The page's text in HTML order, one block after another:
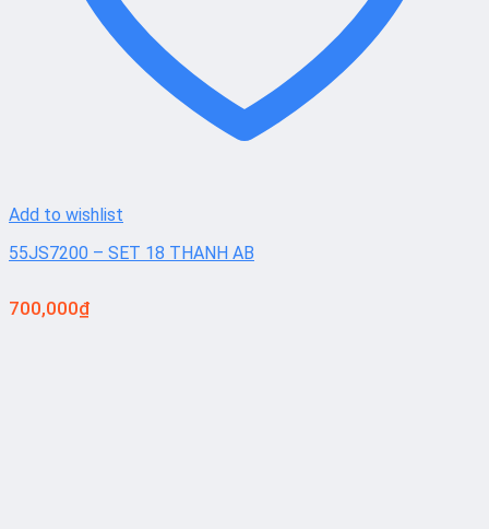
Add to wishlist
55JS7200 – SET 18 THANH AB
700,000₫